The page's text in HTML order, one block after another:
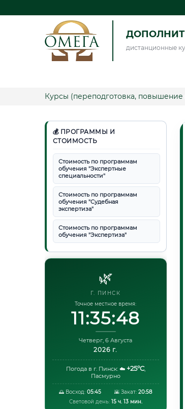
дистанционные
Курсы (переподготовка,
💰 ПРОГРАММЫ И
СТОИМОСТЬ
Стоимость по программам
обучения "Экспертные
специальности"
Стоимость по программам
обучения "Судебная
экспертиза"
Стоимость по программам
обучения "Экспертиза"
🌿
Г. ПИНСК
Точное местное время:
11:35:49
Четверг, 6 Августа
2026 г.
Погода в г. Пинск: ☁️ +25°C,
Пасмурно
🌅 Восход: 05:45 🌇 Закат:20:58
Световой день: 15 ч. 13 мин.